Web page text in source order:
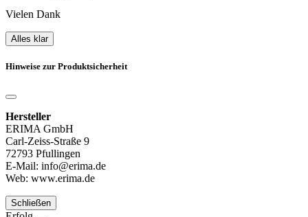
Vielen Dank
Alles klar
Hinweise zur Produktsicherheit
Hersteller
ERIMA GmbH
Carl-Zeiss-Straße 9
72793 Pfullingen
E-Mail: info@erima.de
Web: www.erima.de
Schließen